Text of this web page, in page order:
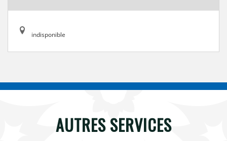
indisponible
AUTRES SERVICES